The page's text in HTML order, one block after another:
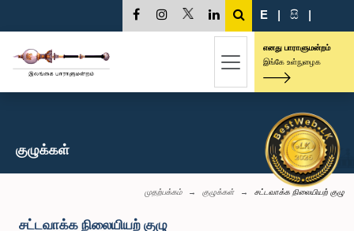
E | සි |
எனது பாராளுமன்றம்
இங்கே உள்நுழைக
குழுக்கள்
முதற்பக்கம் குழுக்கள் சட்டவாக்க நிலையியற் குழு
சட்டவாக்க நிலையியற் குழு